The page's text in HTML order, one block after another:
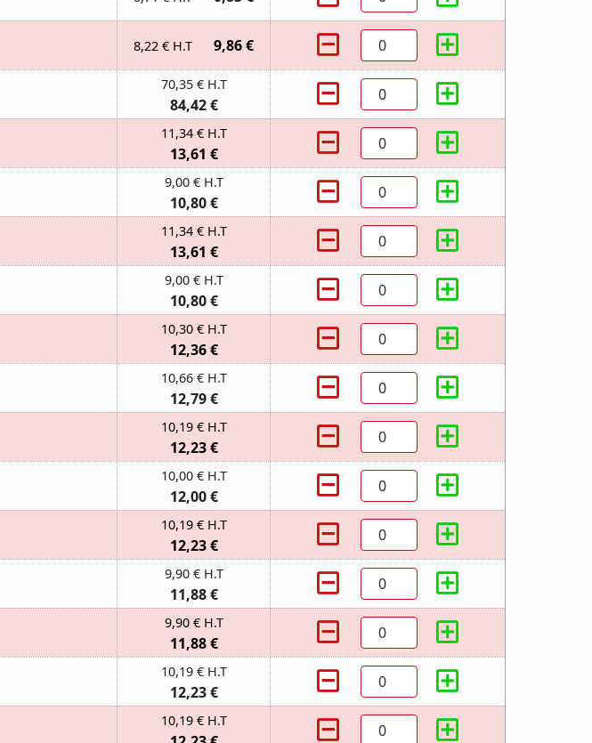
8,22 € H.T 9,86 €
70,35 € H.T
84,42 €
11,34 € H.T
13,61 €
9,00 € H.T
10,80 €
11,34 € H.T
13,61 €
9,00 € H.T
10,80 €
10,30 € H.T
12,36 €
10,66 € H.T
12,79 €
10,19 € H.T
12,23 €
10,00 € H.T
12,00 €
10,19 € H.T
12,23 €
9,90 € H.T
11,88 €
9,90 € H.T
11,88 €
10,19 € H.T
12,23 €
10,19 € H.T